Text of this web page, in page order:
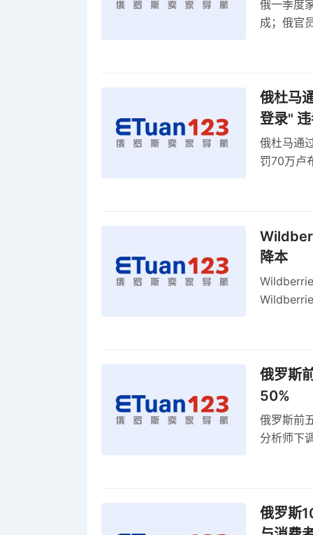
俄一季度
成；俄官
俄杜马
登录"
俄杜马通
罚70万卢
降本
俄罗斯
50%
俄罗斯前
分析师下
俄罗斯